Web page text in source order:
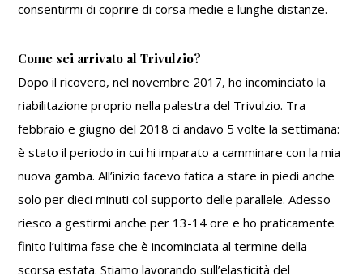
consentirmi di coprire di corsa medie e lunghe distanze.
Come sei arrivato al Trivulzio?
Dopo il ricovero, nel novembre 2017, ho incominciato la
riabilitazione proprio nella palestra del Trivulzio. Tra
febbraio e giugno del 2018 ci andavo 5 volte la settimana:
è stato il periodo in cui hi imparato a camminare con la mia
nuova gamba. All’inizio facevo fatica a stare in piedi anche
solo per dieci minuti col supporto delle parallele. Adesso
riesco a gestirmi anche per 13-14 ore e ho praticamente
finito l’ultima fase che è incominciata al termine della
scorsa estata. Stiamo lavorando sull’elasticità del